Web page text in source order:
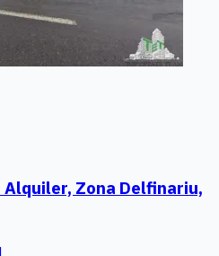
Alquiler, Zona Delfinariu,